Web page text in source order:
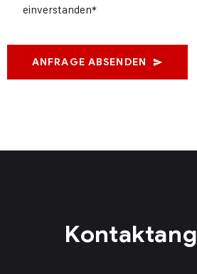
einverstanden*
ANFRAGE ABSENDEN